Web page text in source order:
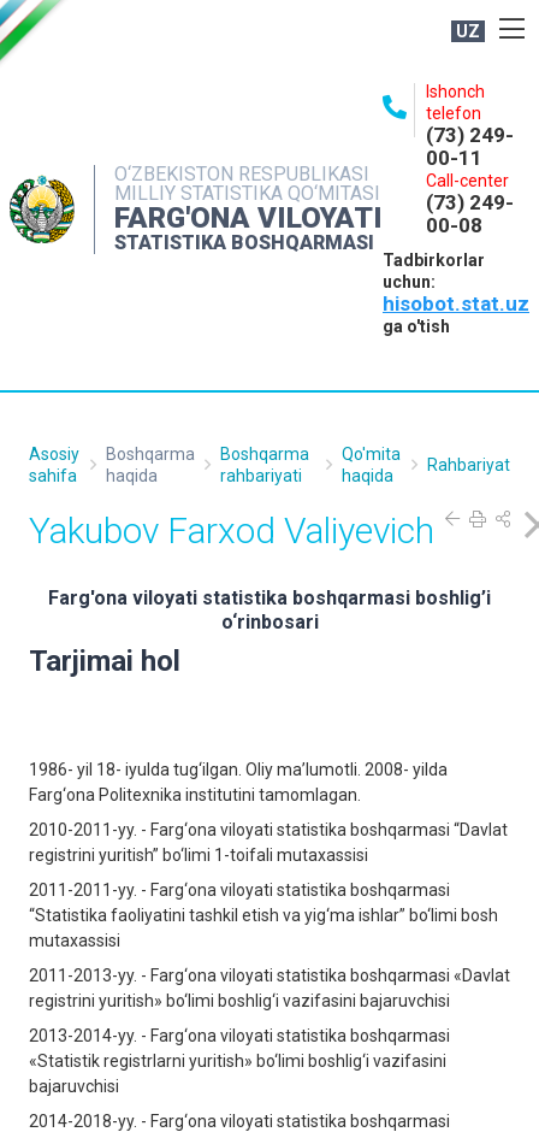
UZ
O‘ZBEKISTON RESPUBLIKASI
MILLIY STATISTIKA QO‘MITASI
FARG'ONA VILOYATI
STATISTIKA BOSHQARMASI
Ishonch
telefon
(73) 249-
00-11
Call-center
(73) 249-
00-08
Tadbirkorlar
uchun:
hisobot.stat.uz
ga o'tish
NASHRLAR
INTERAKTIV XIZMATLAR
MATBUOT XIZMATI
Asosiy
sahifa
Boshqarma
haqida
Boshqarma
rahbariyati
Qo'mita
haqida
Rahbariyat
Yakubov Farxod Valiyevich
Farg'ona viloyati statistika boshqarmasi boshlig’i
o‘rinbosаri
Tarjimai hol
1986- yil 18- iyulda tug‘ilgаn. Oliy mа’lumotli. 2008- yilda
Farg‘ona Politexnika institutini tamomlagan.
2010-2011-yy. - Farg‘ona viloyati statistika boshqarmasi “Davlat
registrini yuritish” bo‘limi 1-toifali mutaxassisi
2011-2011-yy. - Farg‘ona viloyati statistika boshqarmasi
“Statistika faoliyatini tashkil etish va yig‘ma ishlar” bo‘limi bosh
mutaxassisi
2011-2013-yy. - Farg‘ona viloyati statistika boshqarmasi «Davlat
registrini yuritish» bo‘limi boshlig‘i vazifasini bajaruvchisi
2013-2014-yy. - Farg‘ona viloyati statistika boshqarmasi
«Statistik registrlarni yuritish» bo‘limi boshlig‘i vazifasini
bajaruvchisi
2014-2018-yy. - Farg‘ona viloyati statistika boshqarmasi